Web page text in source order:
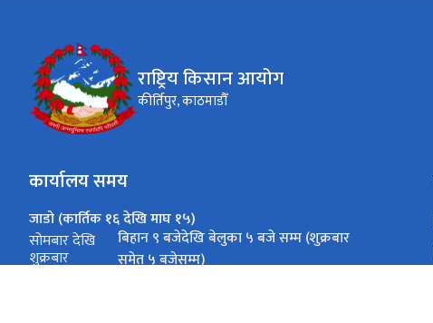
राष्ट्रिय किसान आयोग
कीर्तिपुर, काठमाडौँ
कार्यालय समय
जाडो (कार्तिक १६ देखि माघ १५)
सोमबार देखि
शुक्रबार
बिहान ९ बजेदेखि बेलुका ५ बजे सम्म (शुक्रबार
समेत ५ बजेसम्म)